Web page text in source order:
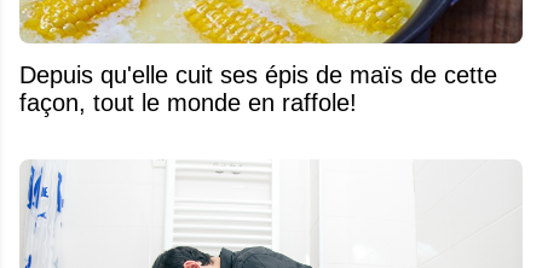
Depuis qu'elle cuit ses épis de maïs de cette
façon, tout le monde en raffole!